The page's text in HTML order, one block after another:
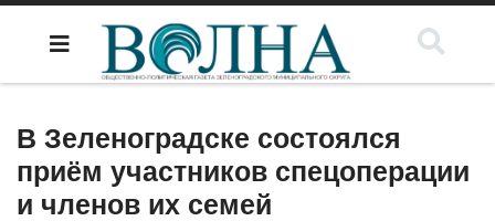
В Зеленоградске состоялся
приём участников спецоперации
и членов их семей